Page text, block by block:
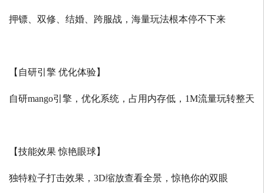
押镖、双修、结婚、跨服战，海量玩法根本停不下来
【自研引擎 优化体验】
自研mango引擎，优化系统，占用内存低， 1M流量玩转整天
【技能效果 惊艳眼球】
独特粒子打击效果， 3D缩放查看全景，惊艳你的双眼